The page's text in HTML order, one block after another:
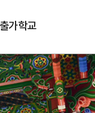
가학교